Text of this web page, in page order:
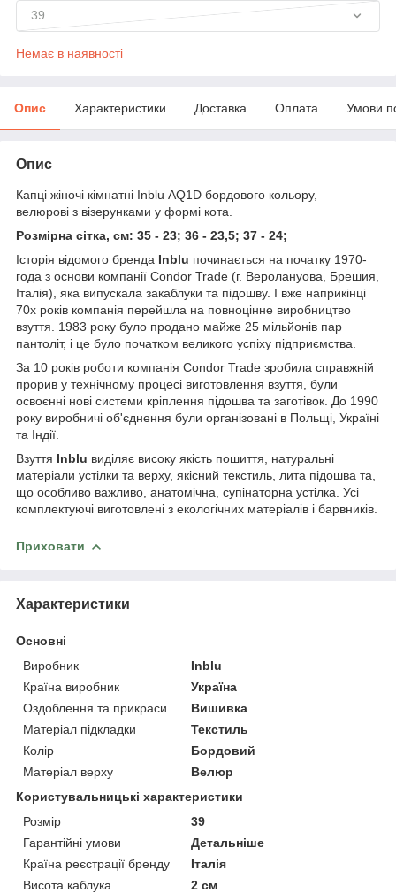
39
Немає в наявності
Опис Характеристики Доставка Оплата Умови
Опис
Капці жіночі кімнатні Inblu AQ1D бордового кольору,
велюрові з візерунками у формі кота.
Розмірна сітка, см: 35 - 23; 36 - 23,5; 37 - 24;
Історія відомого бренда Inblu починається на початку 1970-
года з основи компанії Condor Trade (г. Веролануова, Брешия,
Італія), яка випускала закаблуки та підошву. І вже наприкінці
70х років компанія перейшла на повноцінне виробництво
взуття. 1983 року було продано майже 25 мільйонів пар
пантоліт, і це було початком великого успіху підприємства.
За 10 років роботи компанія Condor Trade зробила справжній
прорив у технічному процесі виготовлення взуття, були
освоєнні нові системи кріплення підошва та заготівок. До 1990
року виробничі об'єднення були організовані в Польщі, Україні
та Індії.
Взуття Inblu виділяє високу якість пошиття, натуральні
матеріали устілки та верху, якісний текстиль, лита підошва та,
що особливо важливо, анатомічна, супінаторна устілка. Усі
комплектуючі виготовлені з екологічних матеріалів і барвників.
Приховати
Характеристики
Основні
Виробник
Inblu
Країна виробник
Україна
Оздоблення та прикраси
Вишивка
Матеріал підкладки
Текстиль
Колір
Бордовий
Матеріал верху
Велюр
Користувальницькі характеристики
Розмір
39
Гарантійні умови
Детальніше
Країна реєстрації бренду
Італія
Висота каблука
2 см